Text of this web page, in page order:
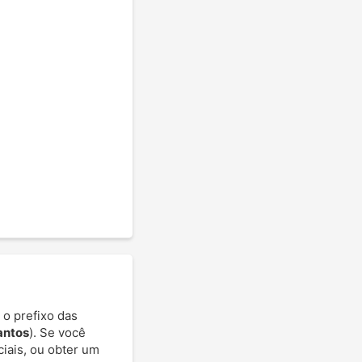
prefixo das
). Se você
ou obter um